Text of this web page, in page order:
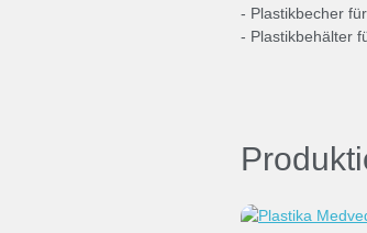
- Plastikbecher
- Plastikbehälter